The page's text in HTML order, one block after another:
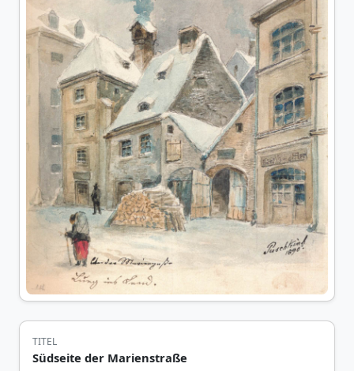
TITEL
Südseite der Marienstraße